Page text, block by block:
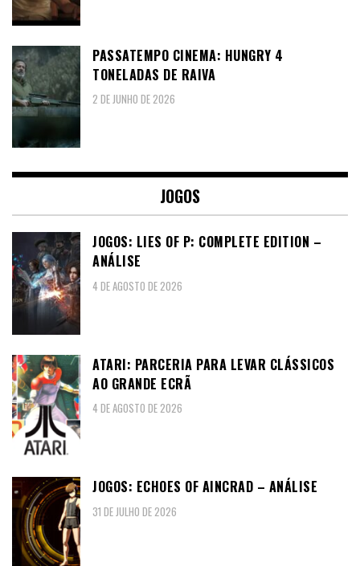
PASSATEMPO CINEMA: HUNGRY 4
TONELADAS DE RAIVA
2 DE JUNHO DE 2026
JOGOS
JOGOS: LIES OF P: COMPLETE EDITION –
ANÁLISE
4 DE AGOSTO DE 2026
ATARI: PARCERIA PARA LEVAR CLÁSSICOS
AO GRANDE ECRÃ
4 DE AGOSTO DE 2026
JOGOS: ECHOES OF AINCRAD – ANÁLISE
31 DE JULHO DE 2026